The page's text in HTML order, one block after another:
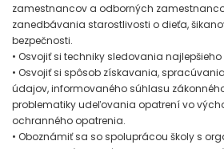
zamestnancov a odborných
zanedbávania starostlivosti o dieťa,
bezpečnosti.
• Osvojiť si techniky sledovania
• Osvojiť si spôsob získavania,
údajov, informovaného súhlasu
problematiky udeľovania opatrení vo
ochranného opatrenia.
• Oboznámiť sa so spoluprácou školy s